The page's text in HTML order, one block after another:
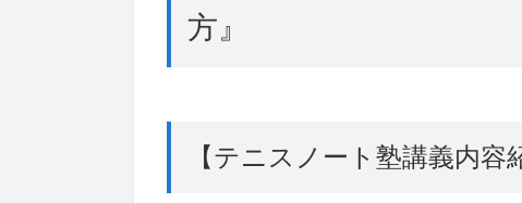
方』
【テニスノート塾講義内容